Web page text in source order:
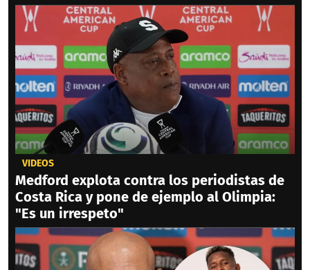
VIDEOS
Medford explota contra los periodistas de
Costa Rica y pone de ejemplo al Olimpia:
"Es un irrespeto"